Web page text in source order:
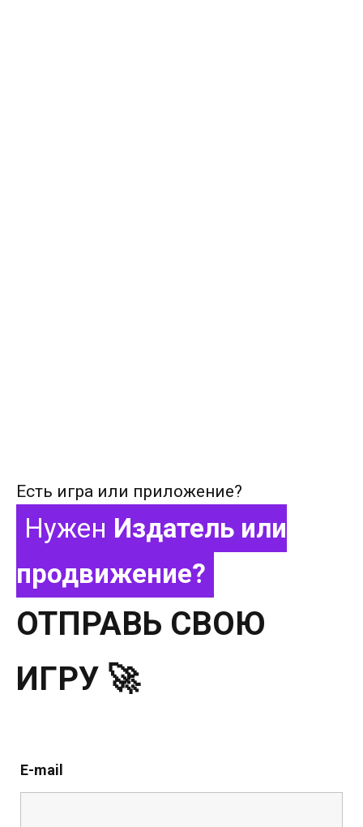
Есть игра или приложение?
Нужен Издатель или
продвижение?
ОТПРАВЬ СВОЮ
ИГРУ 🚀
E-mail